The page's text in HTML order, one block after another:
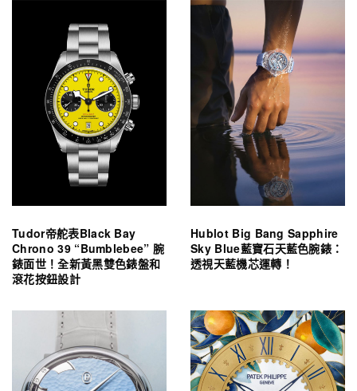
Tudor帝舵表Black Bay
Chrono 39 “Bumblebee” 腕
錶面世！全新黃黑雙色錶盤和
滾花按鈕設計
Hublot Big Bang Sapphire
Sky Blue藍寶石天藍色腕錶：
透視天藍機芯運轉！